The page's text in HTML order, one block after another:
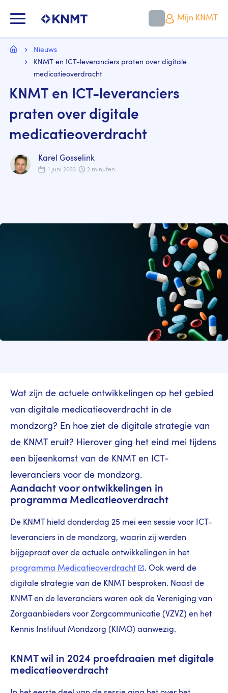
naar
gaan
Mijn KNMT
Kruimelpad
HomeNieuws
KNMT en ICT-leveranciers praten over digitale
medicatieoverdracht
KNMT en ICT-leveranciers
praten over digitale
medicatieoverdracht
Karel Gosselink
1 juni 2023 2 minuten
Image
Wat zijn de actuele ontwikkelingen op het gebied
van digitale medicatieoverdracht in de
mondzorg? En hoe ziet de digitale strategie van
de KNMT eruit? Hierover ging het eind mei tijdens
een bijeenkomst van de KNMT en ICT-
leveranciers voor de mondzorg.
Aandacht voor ontwikkelingen in
programma Medicatieoverdracht
De KNMT hield donderdag 25 mei een sessie voor ICT-
leveranciers in de mondzorg, waarin zij werden
bijgepraat over de actuele ontwikkelingen in het
programma Medicatieoverdracht
. Ook werd de
digitale strategie van de KNMT besproken. Naast de
KNMT en de leveranciers waren ook de Vereniging van
Zorgaanbieders voor Zorgcommunicatie (VZVZ) en het
Kennis Instituut Mondzorg (KIMO) aanwezig.
KNMT wil in 2024 proefdraaien met digitale
medicatieoverdracht